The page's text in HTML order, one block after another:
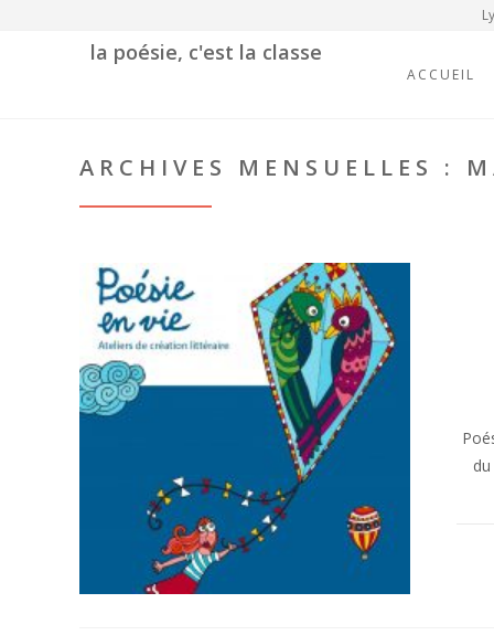
la poésie, c'est la classe
ACCUEIL
ARCHIVES MENSUELLES :